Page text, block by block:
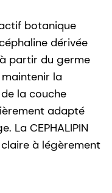
botanique
dérivée
partir du germe
la
la couche
adapté
La CEPHALIPIN
à légèrement